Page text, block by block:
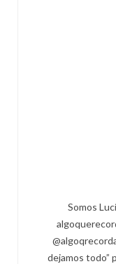
Somos
dejamos todo”